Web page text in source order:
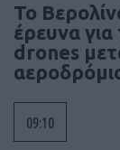
Το
έρευνα για
drones
09:10